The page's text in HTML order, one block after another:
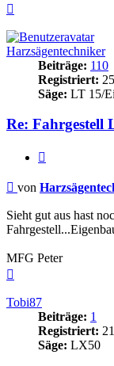
Harzsägentechniker
Beiträge: 110
Registriert:
Säge: LT 15/
Re: Fahrgestell
Beitrag
von
Sieht gut aus hast
MFG Peter
Tobi87
Beiträge: 1
Registriert:
Säge: LX50